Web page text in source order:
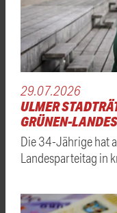
29.07.2026
ULMER
GRÜNEN-
Die 34-Jährige hat
Landesparteitag in